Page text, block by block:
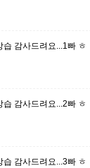
습 감사드려요...1빠 ㅎ
습 감사드려요...2빠 ㅎ
습 감사드려요...3빠 ㅎ